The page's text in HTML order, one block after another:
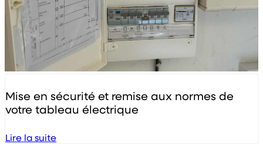
Mise en sécurité et remise aux normes de
votre tableau électrique
Lire la suite